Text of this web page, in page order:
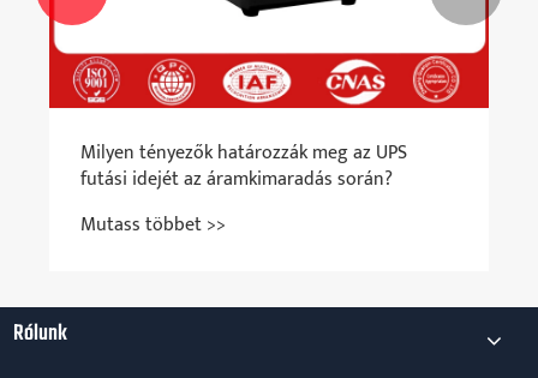
Milyen tényezők határozzák meg az UPS
futási idejét az áramkimaradás során?
Mutass többet >>
Rólunk